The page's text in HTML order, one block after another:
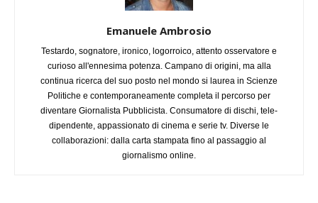
Emanuele Ambrosio
Testardo, sognatore, ironico, logorroico, attento osservatore e
curioso all'ennesima potenza. Campano di origini, ma alla
continua ricerca del suo posto nel mondo si laurea in Scienze
Politiche e contemporaneamente completa il percorso per
diventare Giornalista Pubblicista. Consumatore di dischi, tele-
dipendente, appassionato di cinema e serie tv. Diverse le
collaborazioni: dalla carta stampata fino al passaggio al
giornalismo online.